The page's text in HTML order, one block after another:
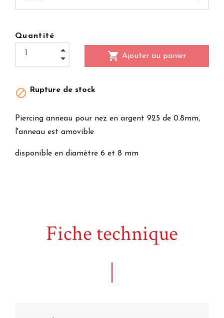
Quantité
shopping_cart Ajouter au panier
 Rupture de stock
Piercing anneau pour nez en argent 925 de 0.8mm,
l'anneau est amovible
disponible en diamètre 6 et 8 mm
Fiche technique